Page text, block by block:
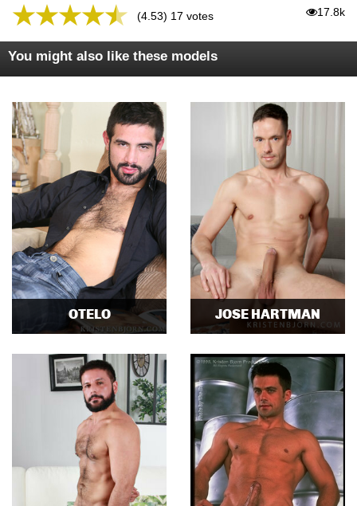
★★★★★ (4.53) 17 votes 17.8k
You might also like these models
OTELO JOSE HARTMAN